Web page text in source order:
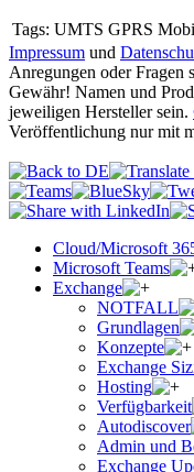
Tags: UMTS GPRS
Impressum und
Anregungen oder Fragen
Gewähr! Namen und
jeweiligen Hersteller sein.
Veröffentlichung nur mit
Cloud/Microsoft
Microsoft Teams
Exchange
NOTFALL
Grundlagen
Konzepte
Exchange
Hosting
Verfügbarkeit
Autodiscover
Admin und
Exchange